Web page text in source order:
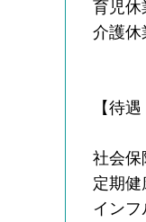
育児休
介護休
【待
社会保
定期健
イン